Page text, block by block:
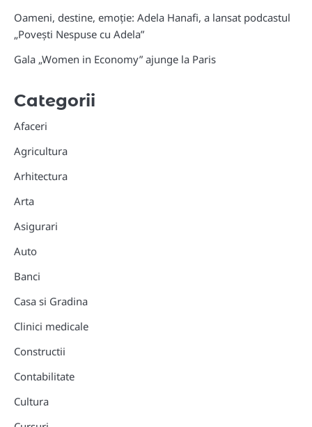
Oameni, destine, emoție: Adela Hanafi, a lansat podcastul
„Povești Nespuse cu Adela”
Gala „Women in Economy” ajunge la Paris
Categorii
Afaceri
Agricultura
Arhitectura
Arta
Asigurari
Auto
Banci
Casa si Gradina
Clinici medicale
Constructii
Contabilitate
Cultura